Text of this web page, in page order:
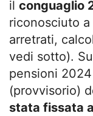
il conguaglio
riconosciuto
arretrati,
vedi sotto).
pensioni
(provvisorio)
stata fissata